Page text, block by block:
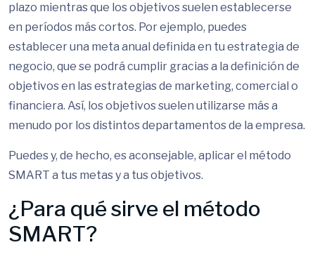
plazo mientras que los objetivos suelen establecerse
en períodos más cortos. Por ejemplo, puedes
establecer una meta anual definida en tu estrategia de
negocio, que se podrá cumplir gracias a la definición de
objetivos en las estrategias de marketing, comercial o
financiera. Así, los objetivos suelen utilizarse más a
menudo por los distintos departamentos de la empresa.
Puedes y, de hecho, es aconsejable, aplicar el método
SMART a tus metas y a tus objetivos.
¿Para qué sirve el método
SMART?